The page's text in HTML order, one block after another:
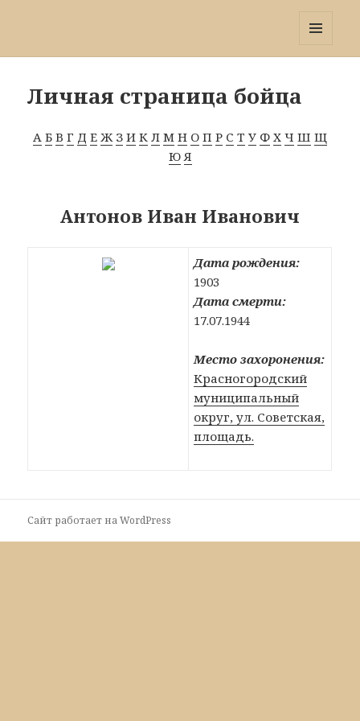
Личная страница бойца
А Б В Г Д Е Ж З И К Л М Н О П Р С Т У Ф Х Ч Ш Щ
Ю Я
Антонов Иван Иванович
Дата рождения:
1903
Дата смерти:
17.07.1944
Место захоронения:
Красногородский
муниципальный
округ, ул. Советская,
площадь.
Сайт работает на WordPress